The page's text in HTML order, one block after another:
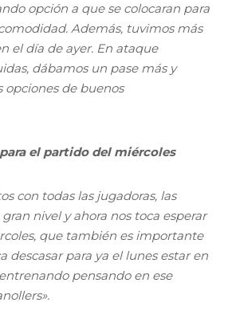
opción a que se colocaran para
Además, tuvimos más
el día de ayer. En ataque
dábamos un pase más y
de buenos
el partido del miércoles
con todas las jugadoras, las
nivel y ahora nos toca esperar
que también es importante
descasar para ya el lunes estar en
pensando en ese